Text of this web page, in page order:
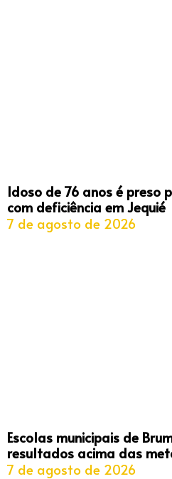
Idoso de 76 anos é preso
com deficiência em Jequié
7 de agosto de 2026
Escolas municipais de
resultados acima das
7 de agosto de 2026